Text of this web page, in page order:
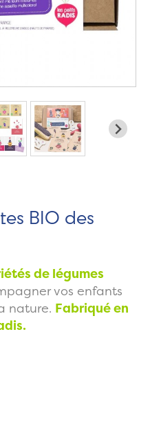
BIO des
de légumes
vos enfants
nature. Fabriqué en